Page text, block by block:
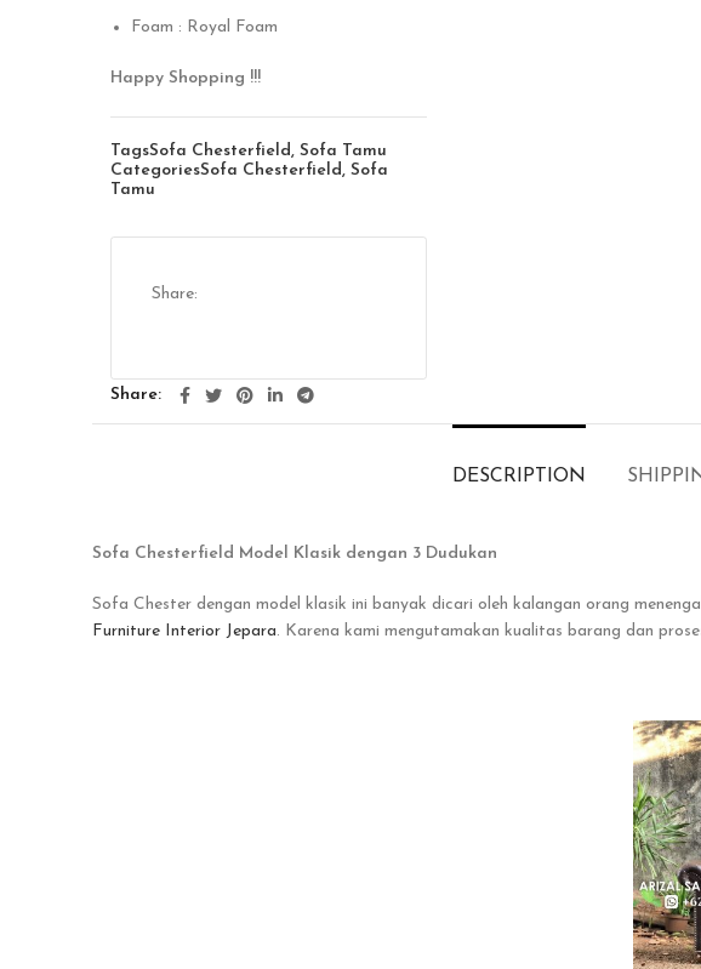
Foam : Royal Foam
Happy Shopping !!!
TagsSofa Chesterfield, Sofa Tamu
CategoriesSofa Chesterfield, Sofa
Tamu
Share
DESCRIPTION
Sofa Chesterfield Model Klasik dengan 3 Dudukan
Sofa Chester dengan model klasik ini banyak dicari oleh kalangan orang
Furniture Interior Jepara. Karena kami mengutamakan kualitas barang dan